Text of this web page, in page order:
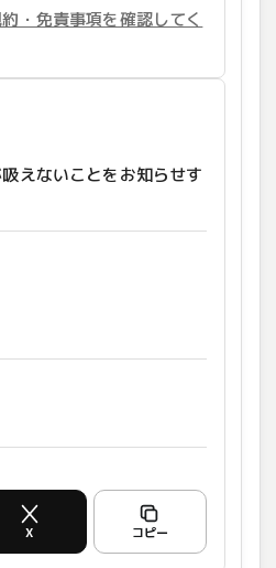
・免責事項を確認してく
えないことをお知らせす
X コピー